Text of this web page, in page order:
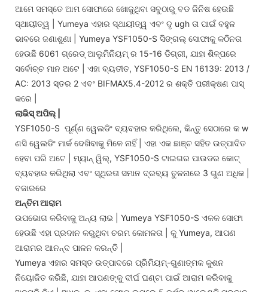
ଆମେ ସମସ୍ତେ ଆମ ସୋଫାରେ ଖୋଜୁଥିବା ସବୁଠାରୁ ବଡ ଜିନିଷ ହେଉଛି
ସ୍ଥାୟୀତ୍ୱ | Yumeya ଏହାର ସ୍ଥାୟୀତ୍ୱ ଏବଂ ଦୃ ugh ତା ପାଇଁ ବହୁଳ
ଭାବରେ ଜଣାଶୁଣା | Yumeya YSF1050-S ସିଙ୍ଗଲ୍ ସୋଫାକୁ କଠିନତା
ହେଉଛି 6061 ଗ୍ରେଡ୍ ଆଲୁମିନିୟମ୍ ର 15-16 ଡିଗ୍ରୀ, ଯାହା ଶିଳ୍ପରେ
ସର୍ବୋଚ୍ଚ ମାନ ଅଟେ | ଏହା ବ୍ୟତୀତ, YSF1050-S EN 16139: 2013 /
AC: 2013 ସ୍ତର 2 ଏବଂ BIFMAX5.4-2012 ର ଶକ୍ତି ପରୀକ୍ଷଣ ପାସ୍
କରେ |
ଲାଭିସ୍ ଅପିଲ୍ |
YSF1050-S ପୂର୍ଣ୍ଣ ୱେଲଡିଂ ବ୍ୟବହାର କରିଥିଲେ, କିନ୍ତୁ ସେଠାରେ କ w
ଣସି ୱେଲଡିଂ ମାର୍କ ଦେଖିବାକୁ ମିଳେ ନାହିଁ | ଏହା ଏକ ଛାଞ୍ଚ ସହିତ ଉତ୍ପାଦିତ
ହେବା ପରି ଅଟେ | ମ୍ୟାନ୍ ୱିଲ୍, YSF1050-S ଟାଇଗର ପାଉଡର କୋଟ୍
ବ୍ୟବହାର କରିଥିଲା ​​ଏବଂ ସ୍ଥିରତା ସମାନ ଦ୍ରବ୍ୟ ତୁଳନାରେ 3 ଗୁଣ ଅଧିକ |
ବଜାରରେ
ଅନ୍ତିମ ଆରାମ
ଉପଭୋଗ କରିବାକୁ ଅନ୍ୟ ଲାଭ | Yumeya YSF1050-S ଏକକ ସୋଫା
ହେଉଛି ଏହା ପ୍ରଦାନ କରୁଥିବା ଚରମ କୋମଳତା | କୁ Yumeya, ଆପଣ
ଆରାମର ଆନନ୍ଦ ପାଳନ କରନ୍ତି |
Yumeya ଏହାର ସମସ୍ତ ଉତ୍ପାଦରେ ପ୍ରିମିୟମ୍-ଗୁଣାତ୍ମକ କୁଶନ
ନିୟୋଜିତ କରିଛି, ଯାହା ଆପଣଙ୍କୁ ଦୀର୍ଘ ଘଣ୍ଟା ପାଇଁ ଆରାମ କରିବାକୁ